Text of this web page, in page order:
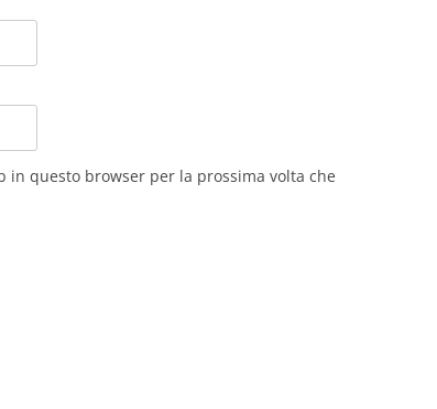
in questo browser per la prossima volta che